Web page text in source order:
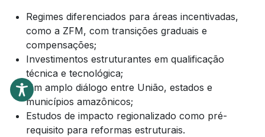
Regimes diferenciados para áreas incentivadas,
como a ZFM, com transições graduais e
compensações;
Investimentos estruturantes em qualificação
técnica e tecnológica;
Um amplo diálogo entre União, estados e
municípios amazônicos;
Estudos de impacto regionalizado como pré-
requisito para reformas estruturais.